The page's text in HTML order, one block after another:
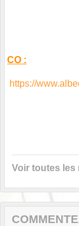
CO :
https://
Voir toutes les